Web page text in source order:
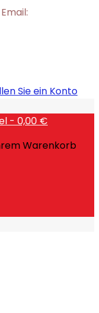
Email:
Sie ein Konto
- 0,00 €
Warenkorb